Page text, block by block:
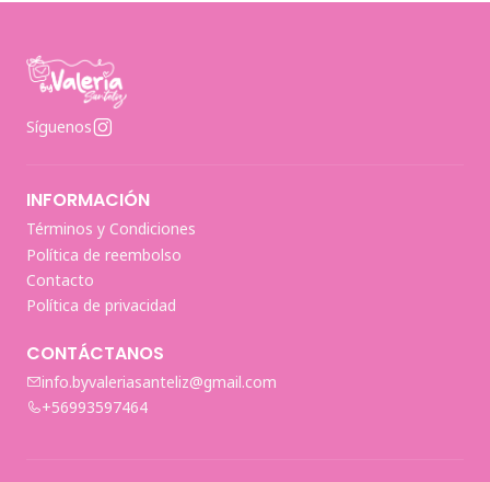
Síguenos
INFORMACIÓN
Términos y Condiciones
Política de reembolso
Contacto
Política de privacidad
CONTÁCTANOS
info.byvaleriasanteliz@gmail.com
+56993597464